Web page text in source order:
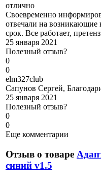
отлично
Своевременно
отвечали на возникающие
срок. Все работает,
25 января 2021
Полезный отзыв?
0
0
elm327club
Сапунов Сергей,
25 января 2021
Полезный отзыв?
0
0
Еще комментарии
Отзыв о товаре
синий v1.5